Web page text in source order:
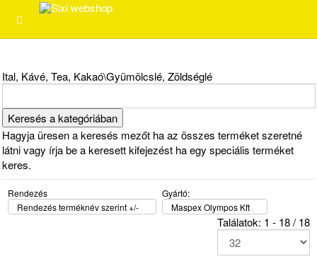
Ital, Kávé, Tea, Kakaó\Gyümölcslé, Zöldséglé
Hagyja üresen a keresés mezőt ha az összes terméket szeretné
látni vagy írja be a keresett kifejezést ha egy speciális terméket
keres.
Rendezés
Rendezés terméknév szerint +/-
Gyártó:
Maspex Olympos Kft
Találatok: 1 - 18 / 18